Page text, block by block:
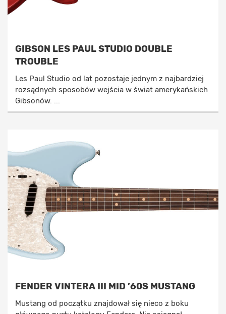
GIBSON LES PAUL STUDIO DOUBLE
TROUBLE
Les Paul Studio od lat pozostaje jednym z najbardziej
rozsądnych sposobów wejścia w świat amerykańskich
Gibsonów. ...
FENDER VINTERA III MID ’60S MUSTANG
Mustang od początku znajdował się nieco z boku